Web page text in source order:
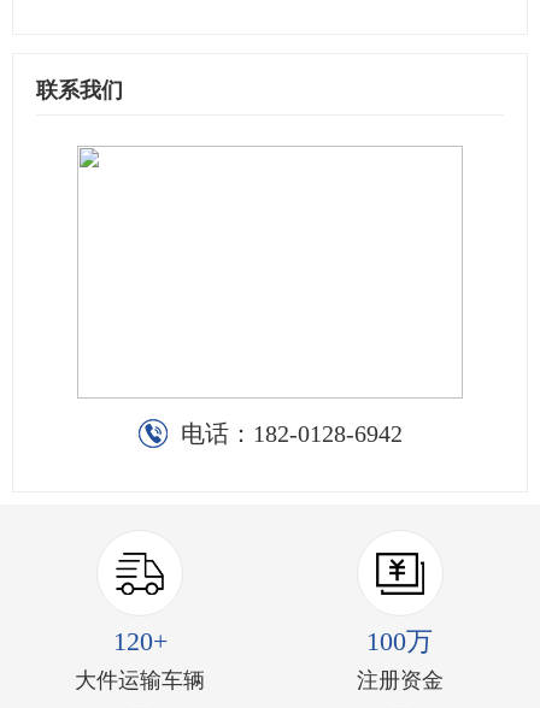
联系我们
电话： 182-0128-6942
120+
大件运输车辆
100万
注册资金